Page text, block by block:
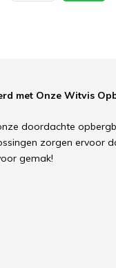
met Onze Witvis
doordachte
zorgen ervoor
gemak!